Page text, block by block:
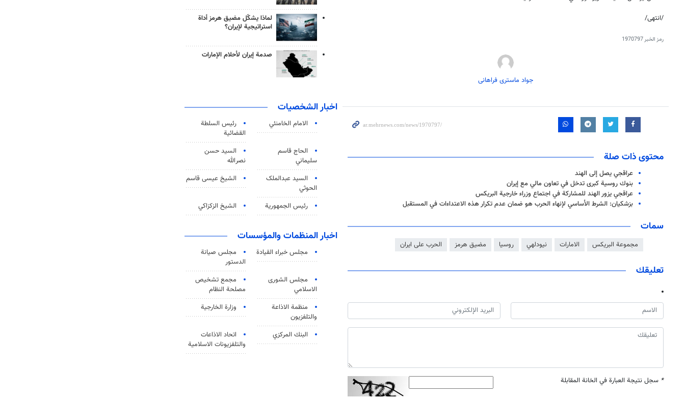
/انتهى/
رمز الخبر1970797
جواد ماستری فراهانی
محتوى ذات صلة
عراقجي يصل إلى الهند
بنوك روسية كبرى تدخل في تعاون مالي مع إيران
عراقجي يزور الهند للمشاركة في اجتماع وزراء خارجية البريكس
بزشكيان: الشرط الأساسي لإنهاء الحرب هو ضمان عدم تكرار هذه الاعتداءات في المستقبل
سمات
مجموعة البريكس الامارات نيودلهي روسيا مضيق هرمز الحرب على ايران
تعليقك
* سجل نتيجة العبارة في الخانة المقابلة
لماذا يشكّل مضيق هرمز أداة
استراتيجية لإيران؟
صدمة إيران لأحلام الإمارات
اخبار الشخصيات
الامام الخامنئي
رئیس السلطة
القضائیة
الحاج قاسم
سليماني
السيد حسن
نصرالله
السید عبدالملک
الحوثي
الشيخ عيسى قاسم
رئيس الجمهورية الشيخ الزكزاكي
اخبار المنظمات والمؤسسات
مجلس خبراء القيادة
مجلس صيانة
الدستور
مجلس الشورى
الاسلامي
مجمع تشخيص
مصلحة النظام
منظمة الاذاعة
والتلفزیون
وزارة الخارجية
البنك المركزي
اتحاد الاذاعات
والتلفزيونات الاسلامية